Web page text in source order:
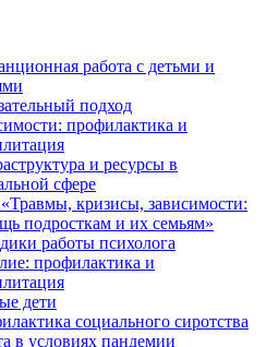
работа с детьми и
подход
профилактика и
и ресурсы в
сфере
кризисы, зависимости:
подросткам и их семьям»
работы психолога
профилактика и
дети
социального сиротства
в условиях пандемии